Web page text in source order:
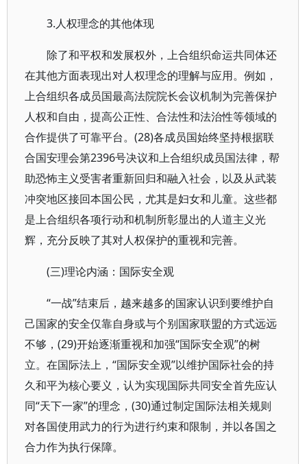
3.人权理念的其他体现
除了和平权和发展权外，上合组织命运共同体还
在其他方面表现出对人权理念的理解与应用。例如，
上合组织各成员国最高法院院长会议机制为完善保护
人权和自由，提高公正性、合法性和法治性等领域的
合作提供了可靠平台。(28)各成员国始终坚持根据联
合国安理会第2396号决议和上合组织成员国法律，帮
助恐怖主义受害者重新回归和融入社会，以及从武装
冲突地区接回本国公民，尤其是妇女和儿童。这些都
是上合组织各项行动和机制所彰显出的人道主义光
辉，充分反映了其对人权保护的重视和完善。
(三)理论内涵：国际安全观
“一战”结束后，越来越多的国家认识到要维护自
己国家的安全仅靠自身或与个别国家联盟的方式远远
不够，(29)开始逐渐重视和加强“国际安全观”的树
立。在国际法上，“国际安全观”以维护国际社会的持
久和平为核心要义，认为实现国际共同安全首先应认
同“天下一家”的理念，(30)通过制定国际法相关规则
对各国使用武力的行为进行约束和限制，并以各国之
合力作为执行保障。